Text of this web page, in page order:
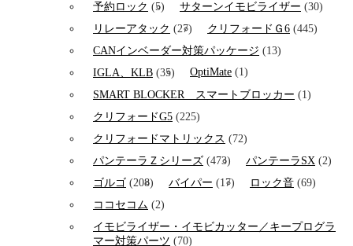
予約ロック (5) サターンイモビライザー (30)
リレーアタック (27) クリフォードＧ6 (445)
CANインベーダー対策パッケージ (13)
IGLA、KLB (35) OptiMate (1)
SMART BLOCKER スマートブロッカー (1)
クリフォードG5 (225)
クリフォードマトリックス (72)
パンテーラＺシリーズ (473) パンテーラSX (2)
ゴルゴ (208) バイパー (17) ロック音 (69)
ココセコム (2)
イモビライザー・イモビカッター／キープログラ
マー対策パーツ (70)